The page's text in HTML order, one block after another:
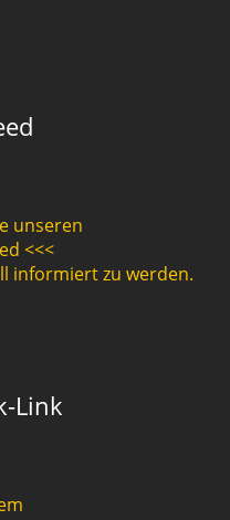
unseren
<<<
informiert zu werden.
Link